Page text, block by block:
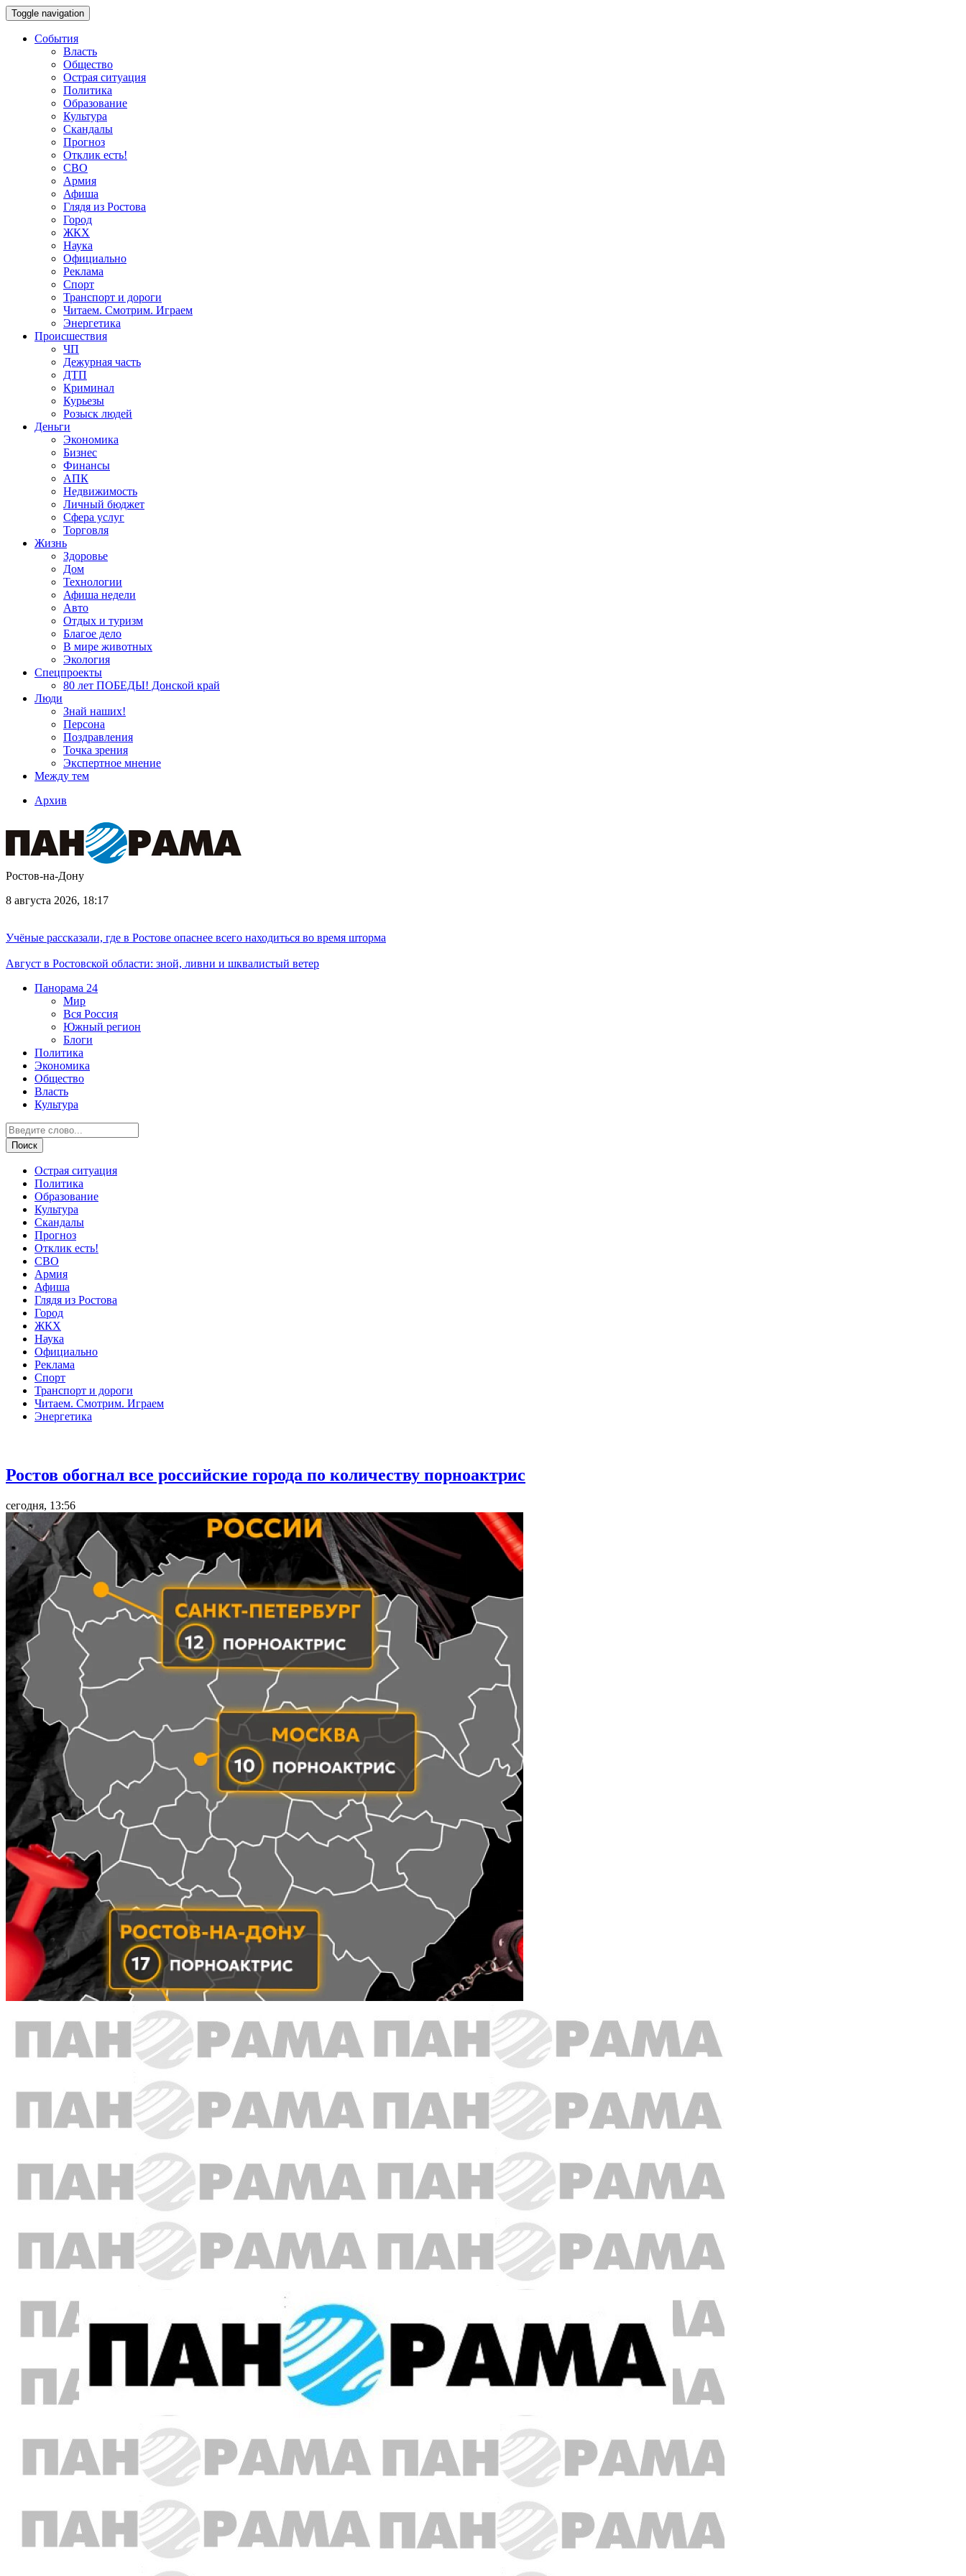
Toggle navigation
События
Власть
Общество
Острая ситуация
Политика
Образование
Культура
Скандалы
Прогноз
Отклик есть!
СВО
Армия
Афиша
Глядя из Ростова
Город
ЖКХ
Наука
Официально
Реклама
Спорт
Транспорт и дороги
Читаем. Смотрим. Играем
Энергетика
Происшествия
ЧП
Дежурная часть
ДТП
Криминал
Курьезы
Розыск людей
Деньги
Экономика
Бизнес
Финансы
АПК
Недвижимость
Личный бюджет
Сфера услуг
Торговля
Жизнь
Здоровье
Дом
Технологии
Афиша недели
Авто
Отдых и туризм
Благое дело
В мире животных
Экология
Спецпроекты
80 лет ПОБЕДЫ! Донской край
Люди
Знай наших!
Персона
Поздравления
Точка зрения
Экспертное мнение
Между тем
Архив
Ростов-на-Дону
8 августа 2026, 18:17
Учёные рассказали, где в Ростове опаснее всего находиться во время шторма
Август в Ростовской области: зной, ливни и шквалистый ветер
Панорама 24
Мир
Вся Россия
Южный регион
Блоги
Политика
Экономика
Общество
Власть
Культура
Острая ситуация
Политика
Образование
Культура
Скандалы
Прогноз
Отклик есть!
СВО
Армия
Афиша
Глядя из Ростова
Город
ЖКХ
Наука
Официально
Реклама
Спорт
Транспорт и дороги
Читаем. Смотрим. Играем
Энергетика
Ростов обогнал все российские города по количеству порноактрис
сегодня, 13:56